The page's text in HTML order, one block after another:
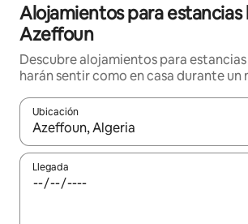
Alojamientos para estancias
Azeffoun
Descubre alojamientos para
harán sentir como en casa durante un
Ubicación
Cuando los resultados estén
Llegada